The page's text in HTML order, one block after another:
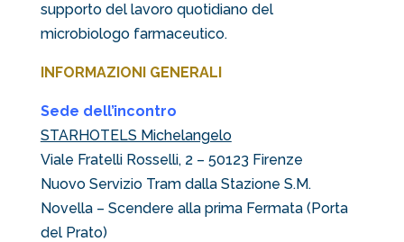
supporto del lavoro quotidiano del
microbiologo farmaceutico.
INFORMAZIONI GENERALI
Sede dell’incontro
STARHOTELS Michelangelo
Viale Fratelli Rosselli, 2 – 50123 Firenze
Nuovo Servizio Tram dalla Stazione S.M.
Novella – Scendere alla prima Fermata (Porta
del Prato)